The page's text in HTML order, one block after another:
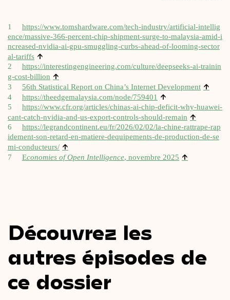
1
https://​www​.tom​shard​ware​.com/​t​e​c​h​-​i​n​d​u​s​t​r​y​/​a​r​t​i​f​i​c​i​a​l​-​i​n​t​e​l​l​i​g​
e​n​c​e​/​m​a​s​s​i​v​e​-​3​6​6​-​p​e​r​c​e​n​t​-​c​h​i​p​-​s​h​i​p​m​e​n​t​-​s​u​r​g​e​-​t​o​-​m​a​l​a​y​s​i​a​-​a​m​i​d​-​i​
n​c​r​e​a​s​e​d​-​n​v​i​d​i​a​-​a​i​-​g​p​u​-​s​m​u​g​g​l​i​n​g​-​c​u​r​b​s​-​a​h​e​a​d​-​o​f​-​l​o​o​m​i​n​g​-​s​e​c​t​o​r​
a​l​-​t​a​riffs ↑
2
https://​inter​es​tin​gen​gi​nee​ring​.com/​c​u​l​t​u​r​e​/​d​e​e​p​s​e​e​k​s​-​a​i​-​t​r​a​i​n​i​n​
g​-​c​o​s​t​-​b​i​llion ↑
3 56th Sta­tis­ti­cal Report on Chi­na’s Inter­net Deve­lop­ment ↑
4 https://​theed​ge​ma​lay​sia​.com/​n​o​d​e​/​7​59401 ↑
5
https://​www​.cfr​.org/​a​r​t​i​c​l​e​s​/​c​h​i​n​a​s​-​a​i​-​c​h​i​p​-​d​e​f​i​c​i​t​-​w​h​y​-​h​u​a​w​e​i​-​
c​a​n​t​-​c​a​t​c​h​-​n​v​i​d​i​a​-​a​n​d​-​u​s​-​e​x​p​o​r​t​-​c​o​n​t​r​o​l​s​-​s​h​o​u​l​d​-​r​emain ↑
6
https://​legrand​con​ti​nent​.eu/​f​r​/​2​0​2​6​/​0​2​/​0​2​/​l​a​-​c​h​i​n​e​-​r​a​t​t​r​a​p​e​-​r​a​p​
i​d​e​m​e​n​t​-​s​o​n​-​r​e​t​a​r​d​-​e​n​-​m​a​t​i​e​r​e​-​d​e​q​u​i​p​e​m​e​n​t​s​-​d​e​-​p​r​o​d​u​c​t​i​o​n​-​d​e​-​s​e​
m​i​-​c​o​n​d​u​c​t​eurs/ ↑
7 Econo­mies of Open Intel­li­gence, novembre 2025 ↑
Découvrez les
autres épisodes de
ce dossier